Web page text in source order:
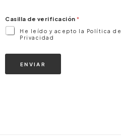
Casilla de verificación *
He leído y acepto la Política de
Privacidad
ENVIAR